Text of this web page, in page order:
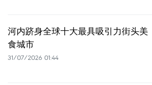
河内跻身全球十大最具吸引力街头美
食城市
31/07/2026 01:44